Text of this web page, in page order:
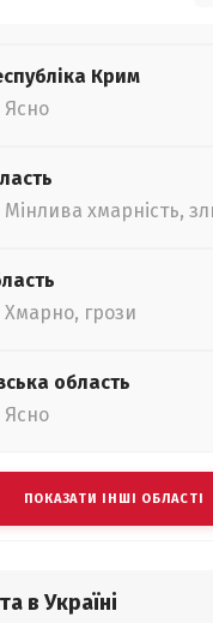
Крим
Ясно
Мінлива хмарність,
Хмарно, грози
область
Ясно
ПОКАЗАТИ ІНШІ ОБЛАСТІ
в Україні